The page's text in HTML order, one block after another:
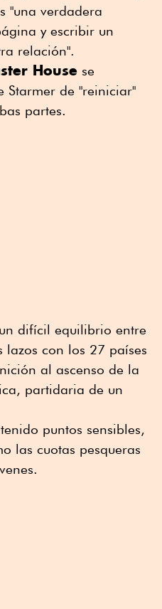
"una verdadera
y escribir un
relación".
House se
Starmer de "reiniciar"
partes.
difícil equilibrio entre
lazos con los 27 países
al ascenso de la
partidaria de un
puntos sensibles,
las cuotas pesqueras